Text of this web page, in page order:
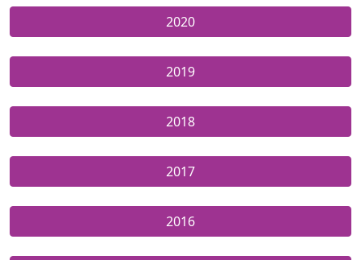
2020
2019
2018
2017
2016